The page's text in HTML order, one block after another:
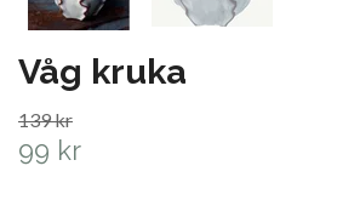
Våg kruka
139 kr
99 kr